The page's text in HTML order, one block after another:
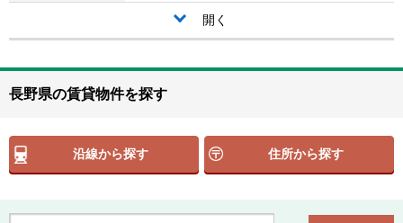
開く
長野県の賃貸物件を探す
沿線から探す 住所から探す